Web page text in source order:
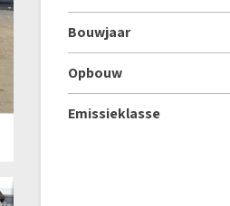
Bouwjaar
Opbouw
Emissieklasse